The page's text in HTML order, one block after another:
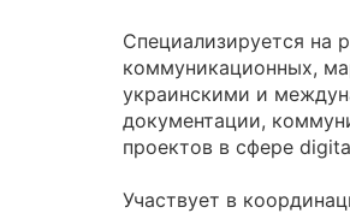
Специализируется на
коммуникационных,
украинскими и
документации,
проектов в сфере
Участвует в